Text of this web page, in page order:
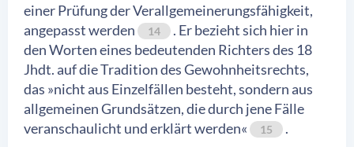
einer Prüfung der Verallgemeinerungsfähigkeit,
angepasst werden
14
. Er bezieht sich hier in
den Worten eines bedeutenden Richters des 18
Jhdt. auf die Tradition des Gewohnheitsrechts,
das »nicht aus Einzelfällen besteht, sondern aus
allgemeinen Grundsätzen, die durch jene Fälle
veranschaulicht und erklärt werden«
15 .